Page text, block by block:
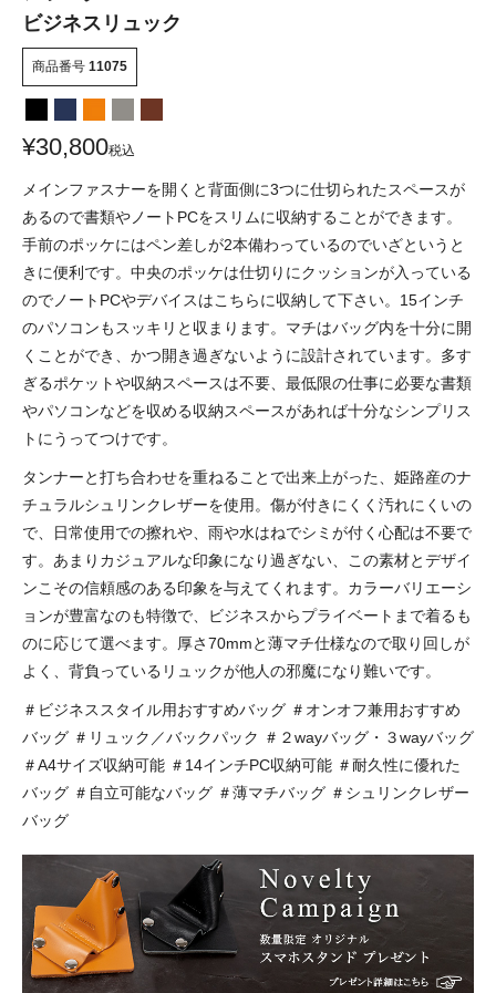
ビジネスリュック
商品番号 11075
¥30,800税込
メインファスナーを開くと背面側に3つに仕切られたスペースが
あるので書類やノートPCをスリムに収納することができます。
手前のポッケにはペン差しが2本備わっているのでいざというと
きに便利です。中央のポッケは仕切りにクッションが入っている
のでノートPCやデバイスはこちらに収納して下さい。15インチ
のパソコンもスッキリと収まります。マチはバッグ内を十分に開
くことができ、かつ開き過ぎないように設計されています。多す
ぎるポケットや収納スペースは不要、最低限の仕事に必要な書類
やパソコンなどを収める収納スペースがあれば十分なシンプリス
トにうってつけです。
タンナーと打ち合わせを重ねることで出来上がった、姫路産のナ
チュラルシュリンクレザーを使用。傷が付きにくく汚れにくいの
で、日常使用での擦れや、雨や水はねでシミが付く心配は不要で
す。あまりカジュアルな印象になり過ぎない、この素材とデザイ
ンこその信頼感のある印象を与えてくれます。カラーバリエーシ
ョンが豊富なのも特徴で、ビジネスからプライベートまで着るも
のに応じて選べます。厚さ70mmと薄マチ仕様なので取り回しが
よく、背負っているリュックが他人の邪魔になり難いです。
＃ビジネススタイル用おすすめバッグ ＃オンオフ兼用おすすめ
バッグ ＃リュック／バックパック ＃２wayバッグ・３wayバッグ
＃A4サイズ収納可能 ＃14インチPC収納可能 ＃耐久性に優れた
バッグ ＃自立可能なバッグ ＃薄マチバッグ ＃シュリンクレザー
バッグ